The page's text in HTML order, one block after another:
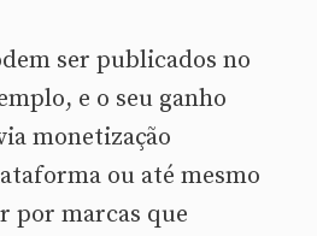
ser publicados no
e o seu ganho
monetização
ou até mesmo
por marcas que